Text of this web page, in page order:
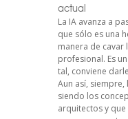
actual
La IA avanza a
que sólo es una
manera de cavar
profesional. Es
tal, conviene
Aun así,
siendo los
arquitectos y